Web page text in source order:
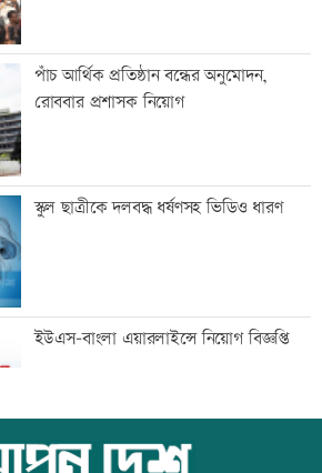
ফেলের হার বেশি হওয়ার কারণ জানালেন
ঢাকা বোর্ডের চেয়ারম্যান
ঘুমের মধ্যে সাপের ছোবল, সাপসহ
হাসপাতালে চৈতী
খাতা পুনর্নিরীক্ষণ নিয়ে যা বললেন শিক্ষামন্ত্রী
ইরানের নিরাপত্তা কাঠামোয় বড় পরিবর্তন,
পাঁচ আর্থিক প্রতিষ্ঠান বন্ধের অনুমোদন,
রোববার প্রশাসক নিয়োগ
স্কুল ছাত্রীকে দলবদ্ধ ধর্ষণসহ ভিডিও ধারণ
ইউএস-বাংলা এয়ারলাইন্সে নিয়োগ বিজ্ঞপ্তি